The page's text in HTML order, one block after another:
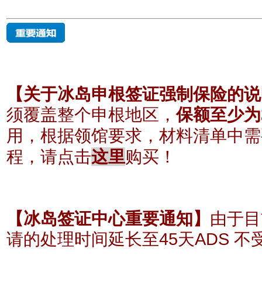
【关于冰岛申根签证强制保险的
须覆盖整个申根地区，保额至少
用， 根据领馆要求，材料清单中
程 ，请点击这里购买！
【冰岛签证中心重要通知】 由于
请的处理时间延长至45天ADS 不